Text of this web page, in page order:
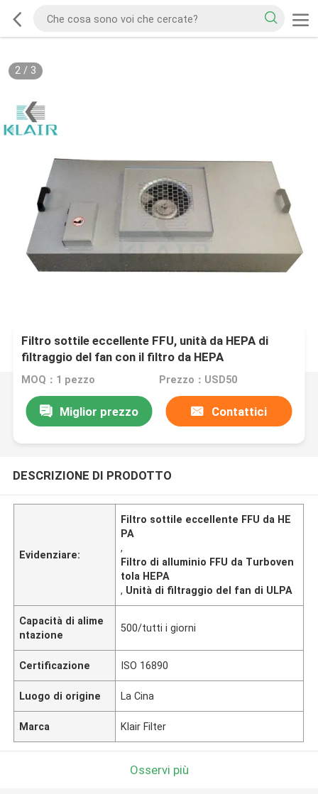
2/ 3
Filtro sottile eccellente FFU, unità da HEPA di
filtraggio del fan con il filtro da HEPA
MOQ：1 pezzo Prezzo：USD50
Miglior prezzo Contattici
DESCRIZIONE DI PRODOTTO
Evidenziare:
Filtro sottile eccellente FFU da HE
PA
,
Filtro di alluminio FFU da Turboven
tola HEPA
, Unità di filtraggio del fan di ULPA
Capacità di alime
ntazione
500/tutti i giorni
Certificazione ISO 16890
Luogo di origine La Cina
Marca Klair Filter
Osservi più